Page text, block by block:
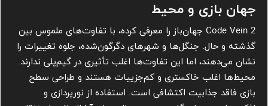
جهان بازی و محیط
Code Vein 2 جهان‌باز را معرفی کرده، با تفاوت‌های ملموس بین
گذشته و حال. جنگل‌ها و شهرهای دگرگون‌شده، جلوه تغییرات را
نشان می‌دهند، اما این تفاوت‌ها اغلب تأثیری در گیم‌پلی ندارند.
محیط‌ها اغلب خاکستری و کم‌جزییات هستند و طراحی سطح
بازی فاقد جذابیت اکتشافی است. استفاده از نورپردازی و